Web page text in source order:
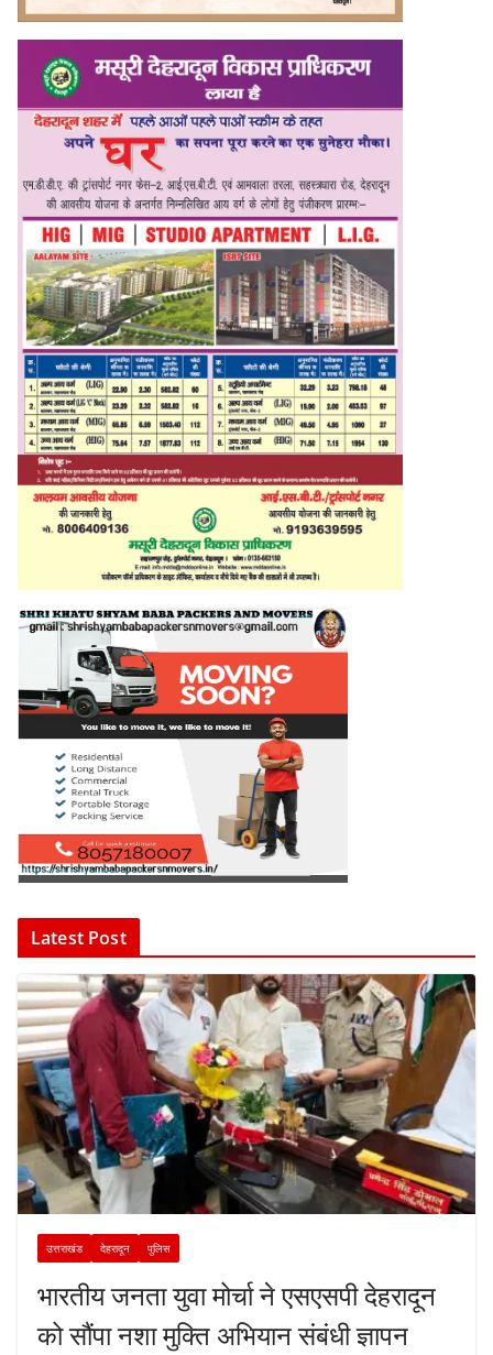
Latest Post
उत्तराखंड देहरादून पुलिस
भारतीय जनता युवा मोर्चा ने एसएसपी देहरादून
को सौंपा नशा मुक्ति अभियान संबंधी ज्ञापन